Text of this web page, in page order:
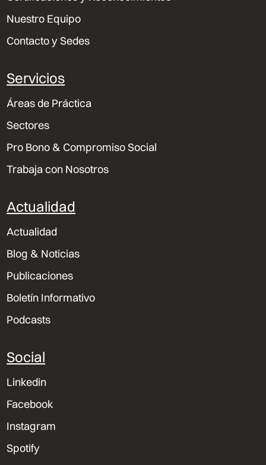
Nuestro Equipo
Contacto y Sedes
Servicios
Áreas de Práctica
Sectores
Pro Bono & Compromiso Social
Trabaja con Nosotros
Actualidad
Actualidad
Blog & Noticias
Publicaciones
Boletín Informativo
Podcasts
Social
Linkedin
Facebook
Instagram
Spotify